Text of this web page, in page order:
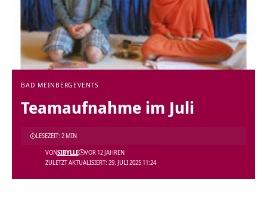
BAD MEINBERG EVENTS
Teamaufnahme im Juli
ZULETZT AKTUALISIERT: 29. JULI 2025 11:24
VONSIBYLLE VOR 12 JAHREN
LESEZEIT: 2 MIN